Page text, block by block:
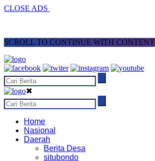
CLOSE ADS
SCROLL TO CONTINUE WITH CONTENT
✖
Home
Nasional
Daerah
Berita Desa
situbondo